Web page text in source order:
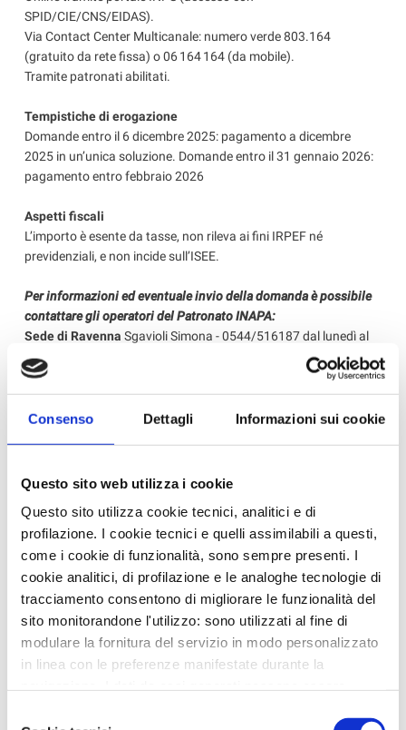
Consenso Dettagli Informazioni sui cookie
Questo sito web utilizza i cookie
Questo sito utilizza cookie tecnici, analitici e di
profilazione. I cookie tecnici e quelli assimilabili a questi,
come i cookie di funzionalità, sono sempre presenti. I
cookie analitici, di profilazione e le analoghe tecnologie di
tracciamento consentono di migliorare le funzionalità del
sito monitorandone l'utilizzo: sono utilizzati al fine di
modulare la fornitura del servizio in modo personalizzato
in linea con le preferenze manifestate durante la
SPID/CIE/CNS/EIDAS).
Via Contact Center Multicanale: numero verde 803.164
(gratuito da rete fissa) o 06 164 164 (da mobile).
Tramite patronati abilitati.
Tempistiche di erogazione
Domande entro il 6 dicembre 2025: pagamento a dicembre
2025 in un’unica soluzione. Domande entro il 31 gennaio 2026:
pagamento entro febbraio 2026
Aspetti fiscali
L’importo è esente da tasse, non rileva ai fini IRPEF né
previdenziali, e non incide sull’ISEE.
Per informazioni ed eventuale invio della domanda è possibile
contattare gli operatori del Patronato INAPA:
Sede di Ravenna Sgavioli Simona - 0544/516187 dal lunedì al
venerdì
Sede di Lugo
Saporetti Federica 0545/280624 martedì,
mercoledì e giovedì
Sede di Faenza
Bagnara Ivana 0546/629706 lunedì, mercoledì
‹ Torna all'elenco
News in Primo Piano
- AZIENDEPIÙ 3/2026 (FASCICOLO NR. 128) -
GIUGNO/LUGLIO/AGOSTO 2026 IN ...
- CONFARTIGIANATO IMPRESE RAVENNA E WELFARE
GROUP INSIEME PER UN BENESSE...